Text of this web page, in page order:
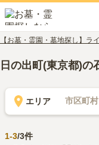
【お墓・霊園・墓地探し】ラ
日の出町(東京都)の
エリア 市区町
1-3/3件